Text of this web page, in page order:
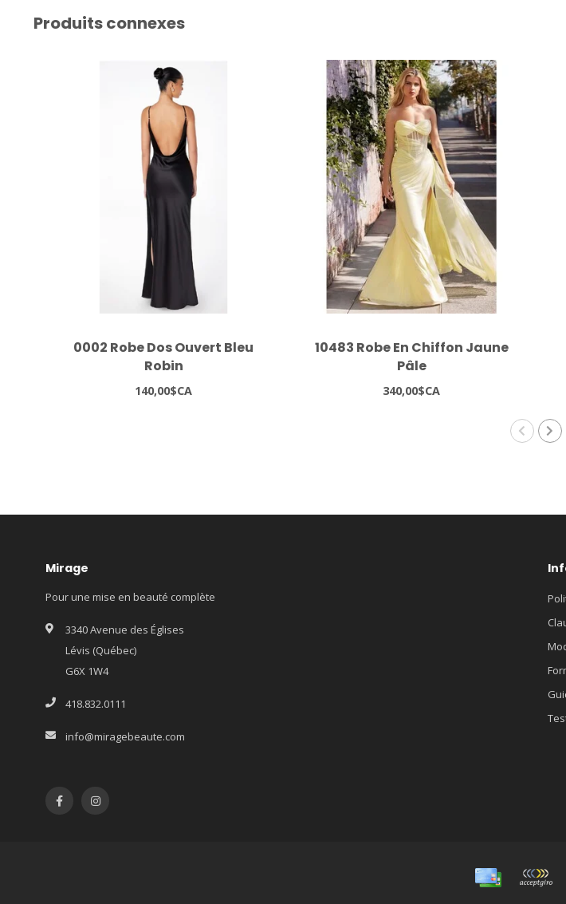
Produits connexes
0002 Robe Dos Ouvert Bleu
Robin
140,00$CA
10483 Robe En Chiffon Jaune
Pâle
340,00$CA
Mirage
Pour une mise en beauté complète
3340 Avenue des Églises
Lévis (Québec)
G6X 1W4
418.832.0111
info@miragebeaute.com